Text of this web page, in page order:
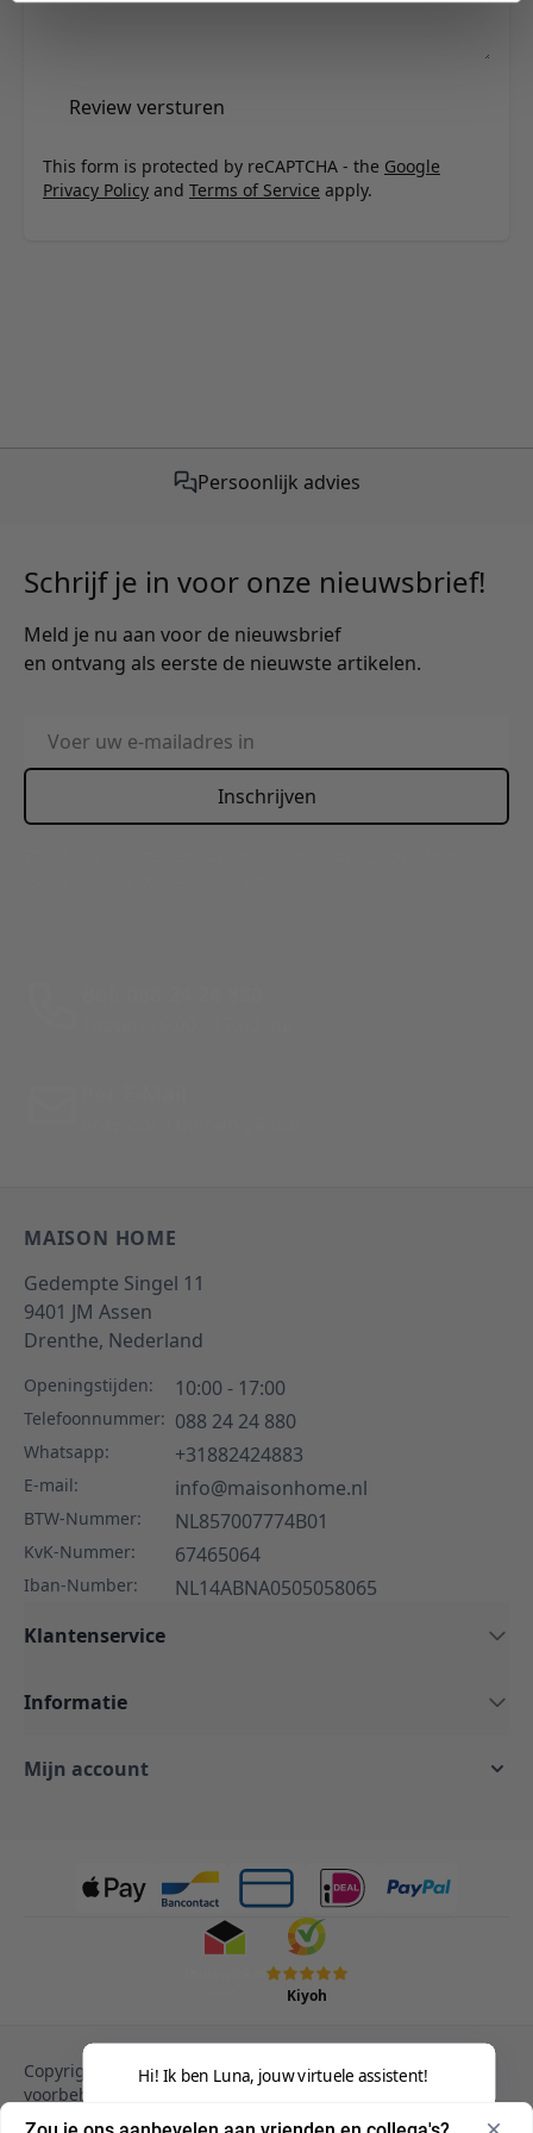
Review versturen
This form is protected by reCAPTCHA - the Google
Privacy Policy and Terms of Service apply.
Persoonlijk advies
Schrijf je in voor onze nieuwsbrief!
Meld je nu aan voor de nieuwsbrief
en ontvang als eerste de nieuwste artikelen.
E-mailadres
Inschrijven
MAISON HOME
Gedempte Singel 11
9401 JM Assen
Drenthe, Nederland
Openingstijden: 10:00 - 17:00
Telefoonnummer: 088 24 24 880
Whatsapp: +31882424883
E-mail: info@maisonhome.nl
BTW-Nummer: NL857007774B01
KvK-Nummer: 67465064
Iban-Number:
NL14ABNA0505058065
Klantenservice
Informatie
Mijn account
Kiyoh
Copyright © 2013-heden Magento. Alle rechten
voorbehouden.
Privacy Policy
Cookies
Hi! Ik ben Luna, jouw virtuele assistent!